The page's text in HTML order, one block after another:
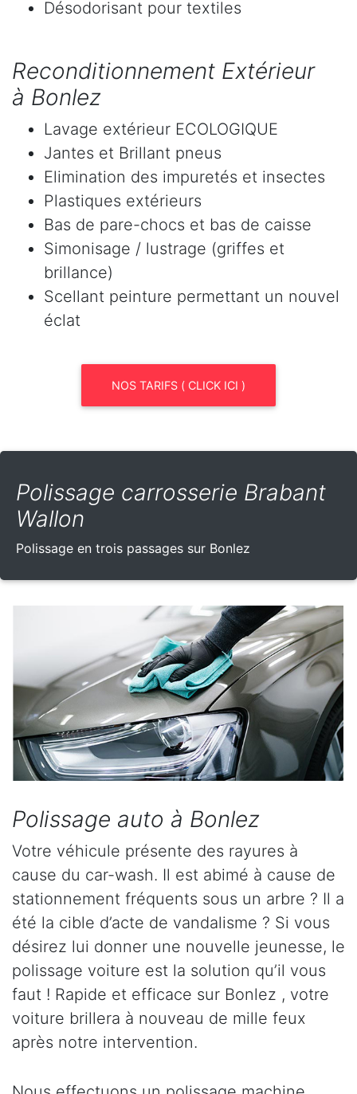
Désodorisant pour textiles
Reconditionnement Extérieur
à Bonlez
Lavage extérieur ECOLOGIQUE
Jantes et Brillant pneus
Elimination des impuretés et insectes
Plastiques extérieurs
Bas de pare-chocs et bas de caisse
Simonisage / lustrage (griffes et
brillance)
Scellant peinture permettant un nouvel
éclat
NOS TARIFS ( CLICK ICI )
Polissage carrosserie Brabant
Wallon
Polissage en trois passages sur Bonlez
Polissage auto à Bonlez
Votre véhicule présente des rayures à
cause du car-wash. Il est abimé à cause de
stationnement fréquents sous un arbre ? Il a
été la cible d’acte de vandalisme ? Si vous
désirez lui donner une nouvelle jeunesse, le
polissage voiture est la solution qu’il vous
faut ! Rapide et efficace sur Bonlez , votre
voiture brillera à nouveau de mille feux
après notre intervention.